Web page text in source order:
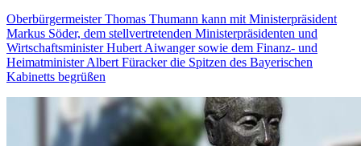
Oberbürgermeister Thomas Thumann kann mit Ministerpräsident
Markus Söder, dem stellvertretenden Ministerpräsidenten und
Wirtschaftsminister Hubert Aiwanger sowie dem Finanz- und
Heimatminister Albert Füracker die Spitzen des Bayerischen
Kabinetts begrüßen